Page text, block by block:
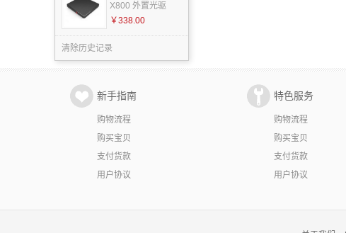
X800 外置光驱
￥338.00
清除历史记录
新手指南
购物流程
购买宝贝
支付货款
用户协议
特色服务
购物流程
购买宝贝
支付货款
用户协议